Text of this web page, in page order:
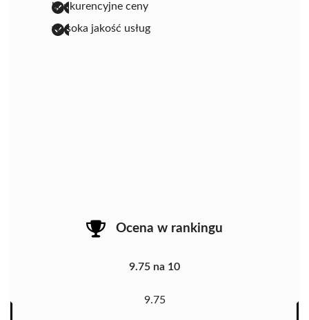
konkurencyjne ceny
wysoka jakość usług
Ocena w rankingu
9.75 na 10
9.75